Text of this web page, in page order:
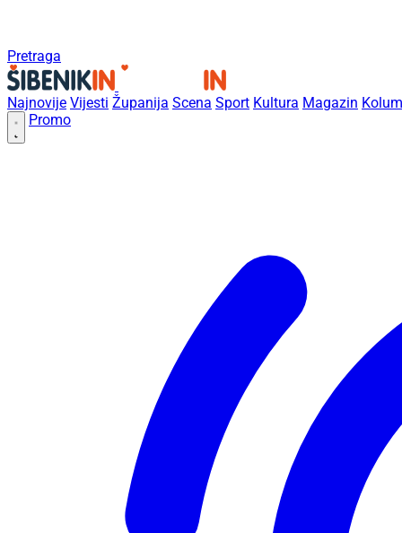
Pretraga
Najnovije Vijesti Županija Scena Sport Kultura Magazin
Promo